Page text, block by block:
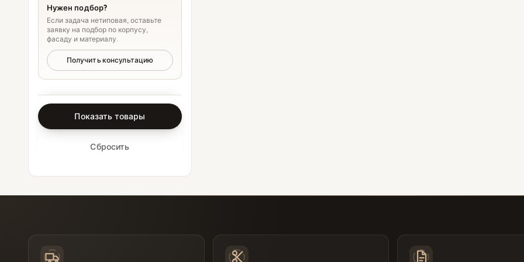
Нужен подбор?
Если задача нетиповая, оставьте
заявку на подбор по корпусу,
фасаду и материалу.
Получить консультацию
Показать товары
Сбросить